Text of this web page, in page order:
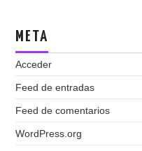
META
Acceder
Feed de entradas
Feed de comentarios
WordPress.org